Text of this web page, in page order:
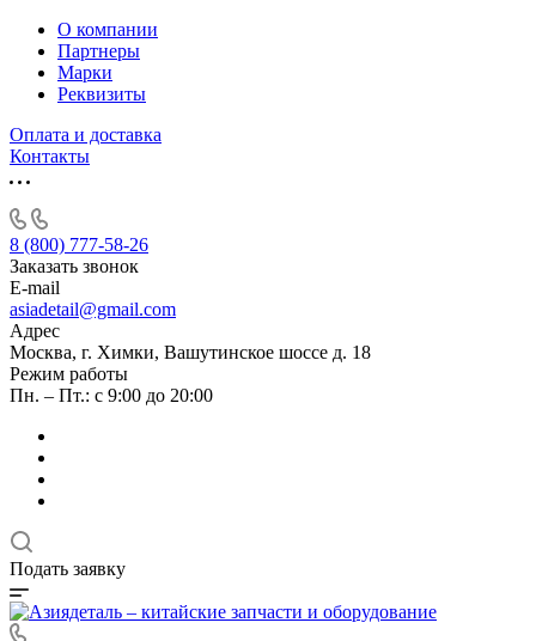
О компании
Партнеры
Марки
Реквизиты
Оплата и доставка
Контакты
8 (800) 777-58-26
Заказать звонок
E-mail
asiadetail@gmail.com
Адрес
Москва, г. Химки, Вашутинское шоссе д. 18
Режим работы
Пн. – Пт.: с 9:00 до 20:00
Подать заявку